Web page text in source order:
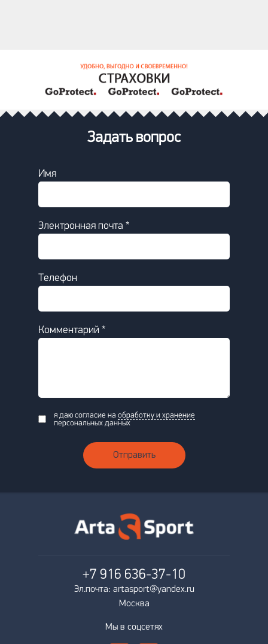
Задать вопрос
Имя
Электронная почта *
Телефон
Комментарий *
я даю согласие на обработку и хранение
персональных данных
Отправить
+7 916 636-37-10
Эл.почта: artasport@yandex.ru
Москва
Мы в соцсетях